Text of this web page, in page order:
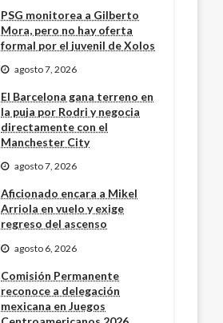
PSG monitorea a Gilberto
Mora, pero no hay oferta
formal por el juvenil de Xolos
agosto 7, 2026
El Barcelona gana terreno en
la puja por Rodri y negocia
directamente con el
Manchester City
agosto 7, 2026
Aficionado encara a Mikel
Arriola en vuelo y exige
regreso del ascenso
agosto 6, 2026
Comisión Permanente
reconoce a delegación
mexicana en Juegos